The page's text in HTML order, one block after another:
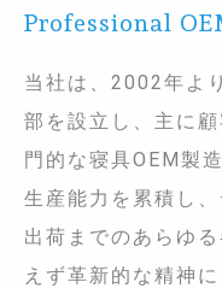
Professional
当社は、2002年よ
部を設立し、主に
門的な寝具OEM製
生産能力を累積し
出荷までのあらゆ
えず革新的な精神